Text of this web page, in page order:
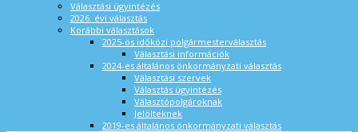
Választási ügyintézés
2026. évi választás
Korábbi választások
2025-ös időközi polgármesterválasztás
Választási információk
2024-es általános önkormányzati választás
Választási szervek
Választás ügyintézés
Választópolgároknak
Jelölteknek
2019-es általános önkormányzati választás